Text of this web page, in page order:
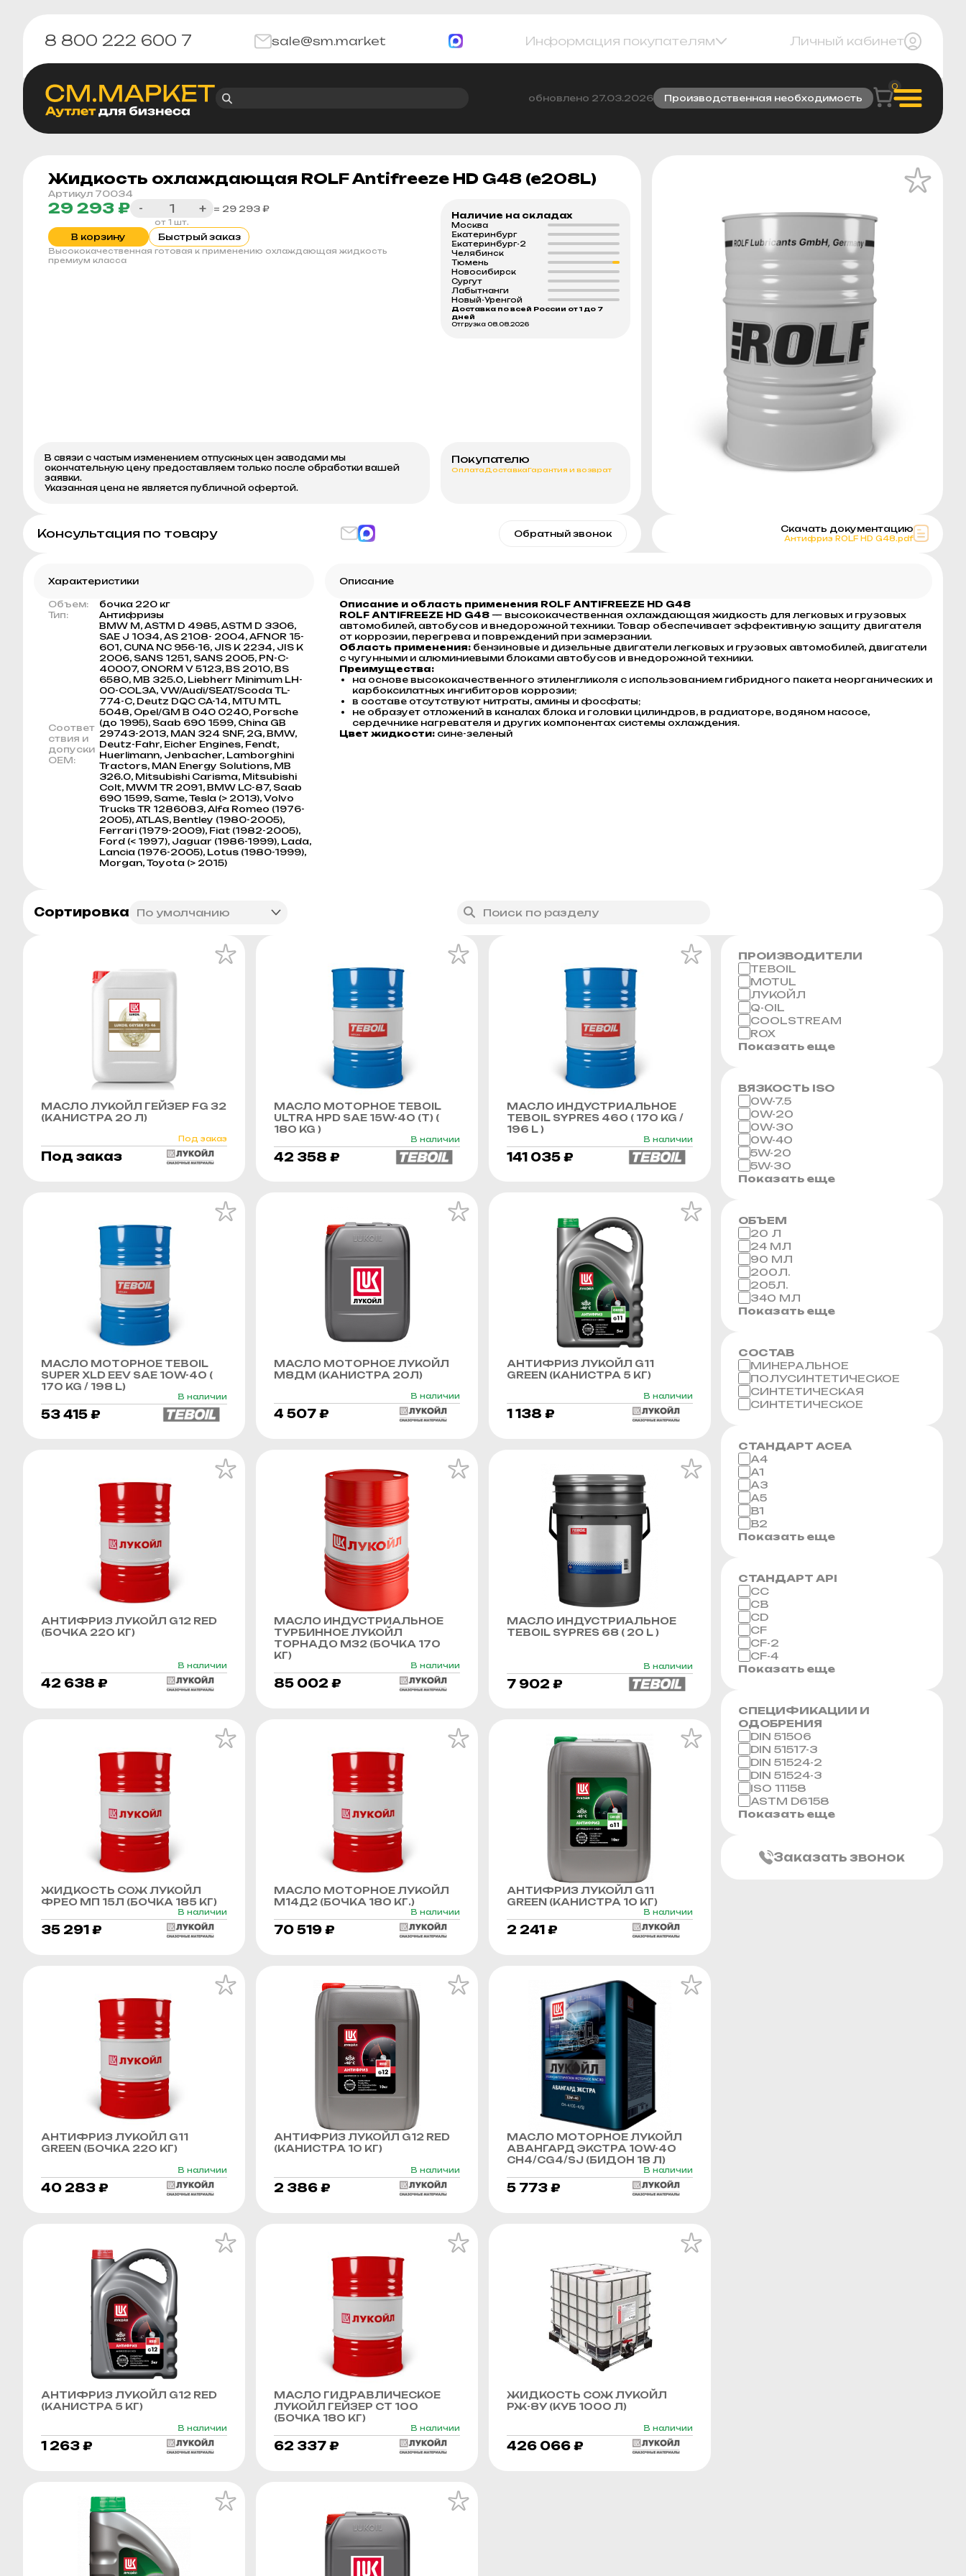
8 800 222 600 7 sale@sm.market Информация покупателям Личный кабинет
обновлено 27.03.2026 Производственная необходимость
0
Жидкость охлаждающая ROLF Antifreeze HD G48 (e208L)
Артикул 70034
29 293 ₽ - +
от 1 шт.
= 29 293 ₽
В корзину Быстрый заказ
Высококачественная готовая к применению охлаждающая жидкость
премиум класса
Наличие на складах
Москва
Екатеринбург
Екатеринбург-2
Челябинск
Тюмень
Новосибирск
Сургут
Лабытнанги
Новый-Уренгой
Доставка по всей России от 1 до 7
дней
Отгрузка 08.08.2026
В связи с частым изменением отпускных цен заводами мы
окончательную цену предоставляем только после обработки вашей
заявки.
Указанная цена не является публичной офертой.
Покупателю
Оплата ДоставкаГарантия и возврат
Консультация по товару Обратный звонок Скачать документацию
Антифриз ROLF HD G48.pdf
Характеристики
Объем:
бочка 220 кг
Тип:
Антифризы
Соответ
ствия и
допуски
OEM:
BMW M, ASTM D 4985, ASTM D 3306,
SAE J 1034, AS 2108- 2004, AFNOR 15-
601, CUNA NC 956-16, JIS K 2234, JIS K
2006, SANS 1251, SANS 2005, PN-C-
40007, ONORM V 5123, BS 2010, BS
6580, MB 325.0, Liebherr Minimum LH-
00-COL3A, VW/Audi/SEAT/Scoda TL-
774-C, Deutz DQC CA-14, MTU MTL
5048, Opel/GM B 040 0240, Porsche
(до 1995), Saab 690 1599, China GB
29743-2013, MAN 324 SNF, 2G, BMW,
Deutz-Fahr, Eicher Engines, Fendt,
Huerlimann, Jenbacher, Lamborghini
Tractors, MAN Energy Solutions, MB
326.0, Mitsubishi Carisma, Mitsubishi
Colt, MWM TR 2091, BMW LC-87, Saab
690 1599, Same, Tesla (> 2013), Volvo
Trucks TR 1286083, Alfa Romeo (1976-
2005), ATLAS, Bentley (1980-2005),
Ferrari (1979-2009), Fiat (1982-2005),
Ford (< 1997), Jaguar (1986-1999), Lada,
Lancia (1976-2005), Lotus (1980-1999),
Morgan, Toyota (> 2015)
Описание
Описание и область применения ROLF ANTIFREEZE HD G48
ROLF ANTIFREEZE HD G48 — высококачественная охлаждающая жидкость для легковых и грузовых
автомобилей, автобусов и внедорожной техники. Товар обеспечивает эффективную защиту двигателя
от коррозии, перегрева и повреждений при замерзании.
Область применения: бензиновые и дизельные двигатели легковых и грузовых автомобилей, двигатели
с чугунными и алюминиевыми блоками автобусов и внедорожной техники.
Преимущества:
на основе высококачественного этиленгликоля с использованием гибридного пакета неорганических и
карбоксилатных ингибиторов коррозии;
в составе отсутствуют нитраты, амины и фосфаты;
не образует отложений в каналах блока и головки цилиндров, в радиаторе, водяном насосе,
сердечнике нагревателя и других компонентах системы охлаждения.
Цвет жидкости: сине-зеленый
Сортировка
МАСЛО ЛУКОЙЛ ГЕЙЗЕР FG 32
(КАНИСТРА 20 Л)
Под заказ
Под заказ
МАСЛО МОТОРНОЕ TEBOIL
ULTRA HPD SAE 15W-40 (Т) (
180 KG )
В наличии
42 358 ₽
МАСЛО ИНДУСТРИАЛЬНОЕ
TEBOIL SYPRES 460 ( 170 KG /
196 L )
В наличии
141 035 ₽
МАСЛО МОТОРНОЕ TEBOIL
SUPER XLD EEV SAE 10W-40 (
170 KG / 198 L)
В наличии
53 415 ₽
МАСЛО МОТОРНОЕ ЛУКОЙЛ
М8ДМ (КАНИСТРА 20Л)
В наличии
4 507 ₽
АНТИФРИЗ ЛУКОЙЛ G11
GREEN (КАНИСТРА 5 КГ)
В наличии
1 138 ₽
АНТИФРИЗ ЛУКОЙЛ G12 RED
(БОЧКА 220 КГ)
В наличии
42 638 ₽
МАСЛО ИНДУСТРИАЛЬНОЕ
ТУРБИННОЕ ЛУКОЙЛ
ТОРНАДО М32 (БОЧКА 170
КГ)
В наличии
85 002 ₽
МАСЛО ИНДУСТРИАЛЬНОЕ
TEBOIL SYPRES 68 ( 20 L )
В наличии
7 902 ₽
ЖИДКОСТЬ СОЖ ЛУКОЙЛ
ФРЕО МП 15Л (БОЧКА 185 КГ)
В наличии
35 291 ₽
МАСЛО МОТОРНОЕ ЛУКОЙЛ
М14Д2 (БОЧКА 180 КГ.)
В наличии
70 519 ₽
АНТИФРИЗ ЛУКОЙЛ G11
GREEN (КАНИСТРА 10 КГ)
В наличии
2 241 ₽
АНТИФРИЗ ЛУКОЙЛ G11
GREEN (БОЧКА 220 КГ)
В наличии
40 283 ₽
АНТИФРИЗ ЛУКОЙЛ G12 RED
(КАНИСТРА 10 КГ)
В наличии
2 386 ₽
МАСЛО МОТОРНОЕ ЛУКОЙЛ
АВАНГАРД ЭКСТРА 10W-40
CH4/CG4/SJ (БИДОН 18 Л)
В наличии
5 773 ₽
АНТИФРИЗ ЛУКОЙЛ G12 RED
(КАНИСТРА 5 КГ)
В наличии
1 263 ₽
МАСЛО ГИДРАВЛИЧЕСКОЕ
ЛУКОЙЛ ГЕЙЗЕР СТ 100
(БОЧКА 180 КГ)
В наличии
62 337 ₽
ЖИДКОСТЬ СОЖ ЛУКОЙЛ
РЖ-8У (КУБ 1000 Л)
В наличии
426 066 ₽
ПРОИЗВОДИТЕЛИ
TEBOIL
MOTUL
ЛУКОЙЛ
Q-OIL
COOLSTREAM
ROX
Показать еще
ВЯЗКОСТЬ ISO
0W-7.5
0W-20
0W-30
0W-40
5W-20
5W-30
Показать еще
ОБЪЕМ
20 Л
24 МЛ
90 МЛ
200Л.
205Л.
340 МЛ
Показать еще
СОСТАВ
МИНЕРАЛЬНОЕ
ПОЛУСИНТЕТИЧЕСКОЕ
СИНТЕТИЧЕСКАЯ
СИНТЕТИЧЕСКОЕ
СТАНДАРТ ACEA
A4
A1
A3
A5
B1
B2
Показать еще
СТАНДАРТ API
CC
CB
CD
CF
CF-2
CF-4
Показать еще
СПЕЦИФИКАЦИИ И
ОДОБРЕНИЯ
DIN 51506
DIN 51517-3
DIN 51524-2
DIN 51524-3
ISO 11158
ASTM D6158
Показать еще
Заказать звонок